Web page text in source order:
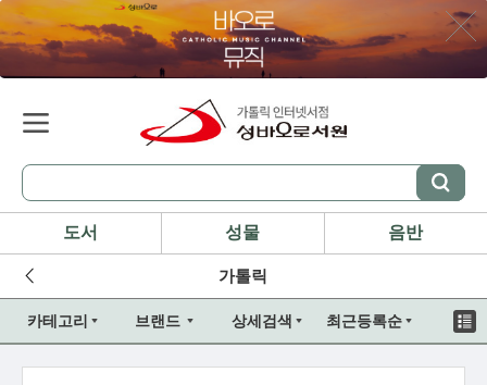
도서 성물 음반
가톨릭
카테고리 브랜드 상세검색 최근등록순